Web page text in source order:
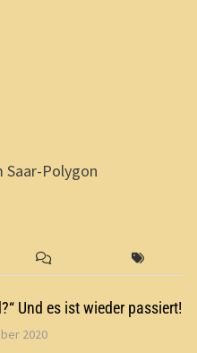
Saar-Polygon
Und es ist wieder passiert!
2020